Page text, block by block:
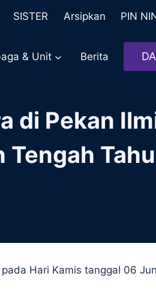
SISTER Arsipkan PIN
& Unit Berita
di Pekan
Hari Kamis tanggal 06